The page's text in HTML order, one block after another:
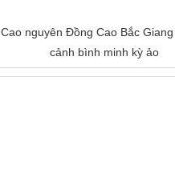
Cao nguyên Đồng Cao Bắc
cảnh bình minh kỳ ảo